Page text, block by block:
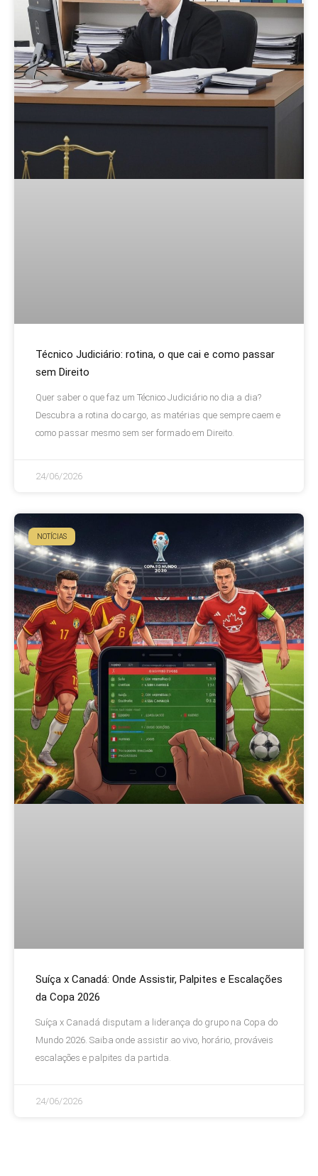
Técnico Judiciário: rotina, o que cai e como passar
sem Direito
Quer saber o que faz um Técnico Judiciário no dia a dia?
Descubra a rotina do cargo, as matérias que sempre caem e
como passar mesmo sem ser formado em Direito.
24/06/2026
NOTÍCIAS
Suíça x Canadá: Onde Assistir, Palpites e Escalações
da Copa 2026
Suíça x Canadá disputam a liderança do grupo na Copa do
Mundo 2026. Saiba onde assistir ao vivo, horário, prováveis
escalações e palpites da partida.
24/06/2026